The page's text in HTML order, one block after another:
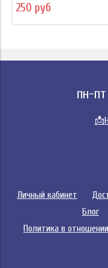
250 руб
пн-
📩
Личный кабинет
Блог
Политика в